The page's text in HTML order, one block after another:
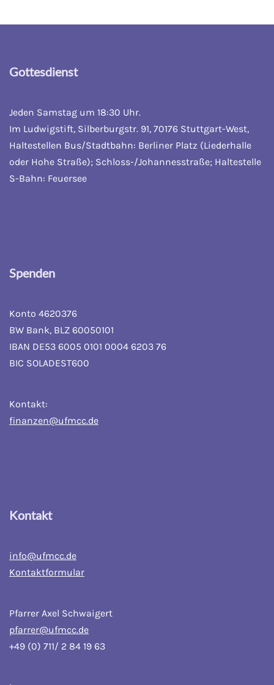
Gottesdienst
Jeden Samstag um 18:30 Uhr.
Im Ludwigstift, Silberburgstr. 91, 70176 Stuttgart-West,
Haltestellen Bus/Stadtbahn: Berliner Platz (Liederhalle
oder Hohe Straße); Schloss-/Johannesstraße; Haltestelle
S-Bahn: Feuersee
Spenden
Konto 4620376
BW Bank, BLZ 60050101
IBAN DE53 6005 0101 0004 6203 76
BIC SOLADEST600
Kontakt:
finanzen@ufmcc.de
Kontakt
info@ufmcc.de
Kontaktformular
Pfarrer Axel Schwaigert
pfarrer@ufmcc.de
+49 (0) 711/ 2 84 19 63